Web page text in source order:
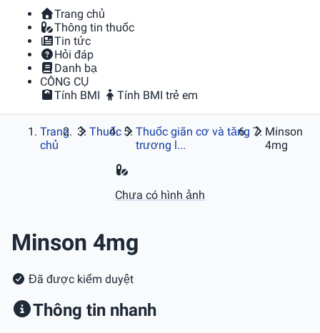
Trang chủ
Thông tin thuốc
Tin tức
Hỏi đáp
Danh bạ
CÔNG CỤ
Tính BMI
Tính BMI trẻ em
Trang
chủ
Thuốc
Thuốc giãn cơ và tăng
trương l...
Minson
4mg
Chưa có hình ảnh
Minson 4mg
Đã được kiểm duyệt
Thông tin nhanh